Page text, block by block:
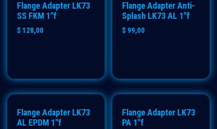
Flange Adapter LK73
SS FKM 1"f
$ 128,00
Flange Adapter Anti-
Splash LK73 AL 1"f
$ 99,00
Flange Adapter LK73
AL EPDM 1"f
Flange Adapter LK73
PA 1"f